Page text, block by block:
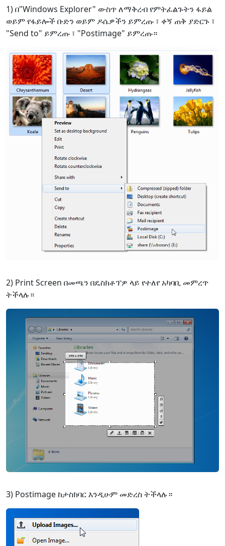
1) በ"Windows Explorer" ውስጥ ለማቅረብ የምትፈልጉትን ፋይል
ወይም የፋይሎች ቡድን ወይም ዶሴዎችን ይምረጡ ፣ ቀኝ ጠቅ ያድርጉ ፣
"Send to" ይምረጡ ፣ "Postimage" ይምረጡ።
2) Print Screen በመጫን በዴስክቶፕዎ ላይ የተለየ አካባቢ መምረጥ
ትችላሉ።
3) Postimage ከታስክባር እንዲሁም መድረስ ትችላሉ።